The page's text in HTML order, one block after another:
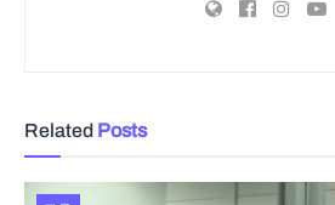
Related Posts